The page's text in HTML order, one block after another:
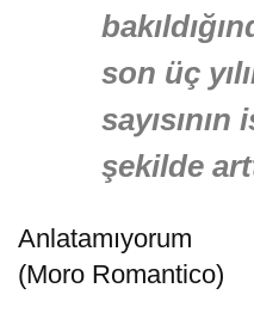
son üç
şekilde
Anlatamıyorum
(Moro Romantico)